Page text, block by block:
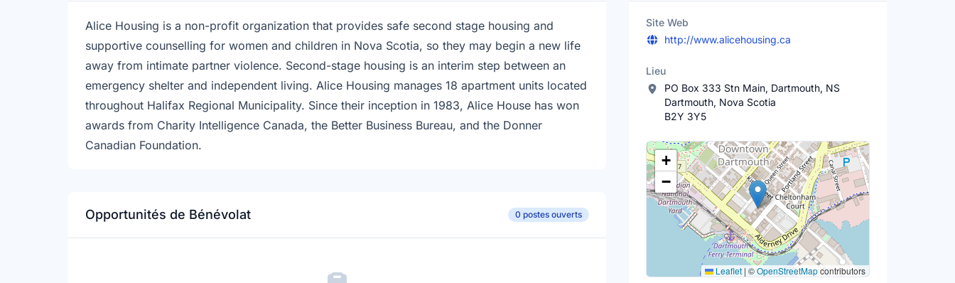
Alice Housing is a non-profit organization that provides safe second stage housing and
supportive counselling for women and children in Nova Scotia, so they may begin a new life
away from intimate partner violence. Second-stage housing is an interim step between an
emergency shelter and independent living. Alice Housing manages 18 apartment units located
throughout Halifax Regional Municipality. Since their inception in 1983, Alice House has won
awards from Charity Intelligence Canada, the Better Business Bureau, and the Donner
Canadian Foundation.
Opportunités de Bénévolat 0 postes ouverts
Site Web
http://www.alicehousing.ca
Lieu
PO Box 333 Stn Main, Dartmouth, NS
Dartmouth, Nova Scotia
B2Y 3Y5
Lieu
+
−
Leaflet | ©OpenStreetMapcontributors